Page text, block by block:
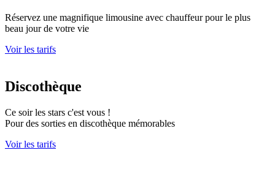
Réservez une magnifique limousine avec chauffeur pour le plus
beau jour de votre vie
Voir les tarifs
Discothèque
Ce soir les stars c'est vous !
Pour des sorties en discothèque mémorables
Voir les tarifs